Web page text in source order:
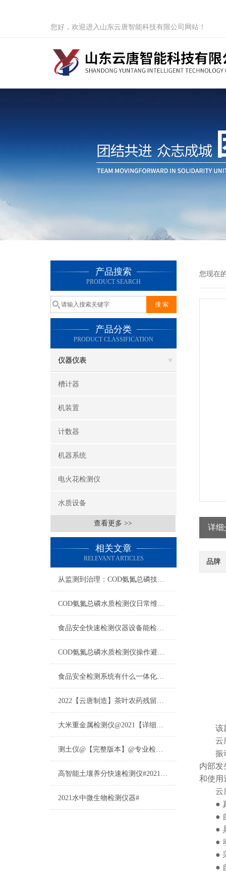
您好，欢迎进入山东云唐智能科技有限公司网站！
产品搜索
PRODUCT SEARCH
产品分类
PRODUCT CLASSIFICATION
仪器仪表
槽计器
机装置
计数器
机器系统
电火花检测仪
水质设备
查看更多 >>
相关文章
RELEVANT ARTICLES
从监测到治理：COD氨氮总磷技术的双领域实战解析
COD氨氮总磷水质检测仪日常维护与试剂管理，降低故障率就靠这几招
食品安全快速检测仪器设备能检什么？一张表说清适用范围
COD氨氮总磷水质检测仪操作避坑指南：这几个步骤直接影响数据准确性
食品安全检测系统有什么一体化配置·2023仪器仪表推荐·山东云唐
2022【云唐制造】茶叶农药残留检测仪多少钱一台@山东云唐仪器仪表制造
大米重金属检测仪@2021【详细版本】@专业检测大米重金属仪器仪表
测土仪@【完整版本】@专业检测土壤的仪器仪表
高智能土壤养分快速检测仪#2021【土壤养分检测专用仪器仪表】
2021水中微生物检测仪器#
您现在
详细
品牌
该款
云
振动
内部发
和使用
云
● 真
● 自
● 具
● 动
● 采
● 自